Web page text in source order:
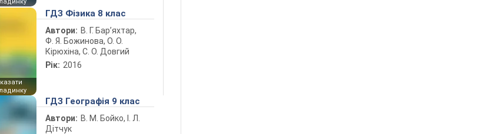
ГДЗ Фізика 8 клас
Автори: В. Г. Бар’яхтар,
Ф. Я. Божинова, О. О.
Кірюхіна, С. О. Довгий
Рік: 2016
ГДЗ Географія 9 клас
Автори: В. М. Бойко, І. Л.
Дітчук